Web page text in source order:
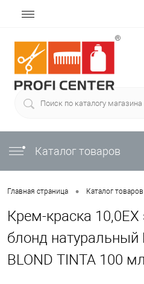
Каталог товаров
Главная страница • Каталог товаров
Крем-краска 10,0EX
блонд натуральный
BLOND TINTA 100